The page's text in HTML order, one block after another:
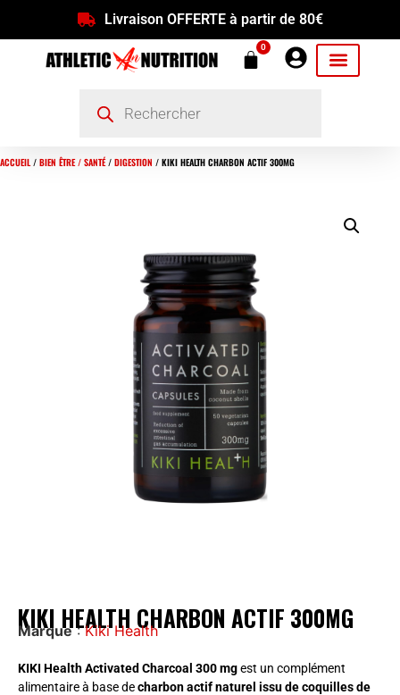
Livraison OFFERTE à partir de 80€
0
ACCUEIL/ BIEN ÊTRE / SANTÉ/ DIGESTION / KIKI HEALTH CHARBON ACTIF 300MG
KIKI HEALTH CHARBON ACTIF 300MG
Marque:Kiki Health
KIKI Health Activated Charcoal 300 mgest un complément
alimentaire à base decharbon actif naturel issu de coquilles de